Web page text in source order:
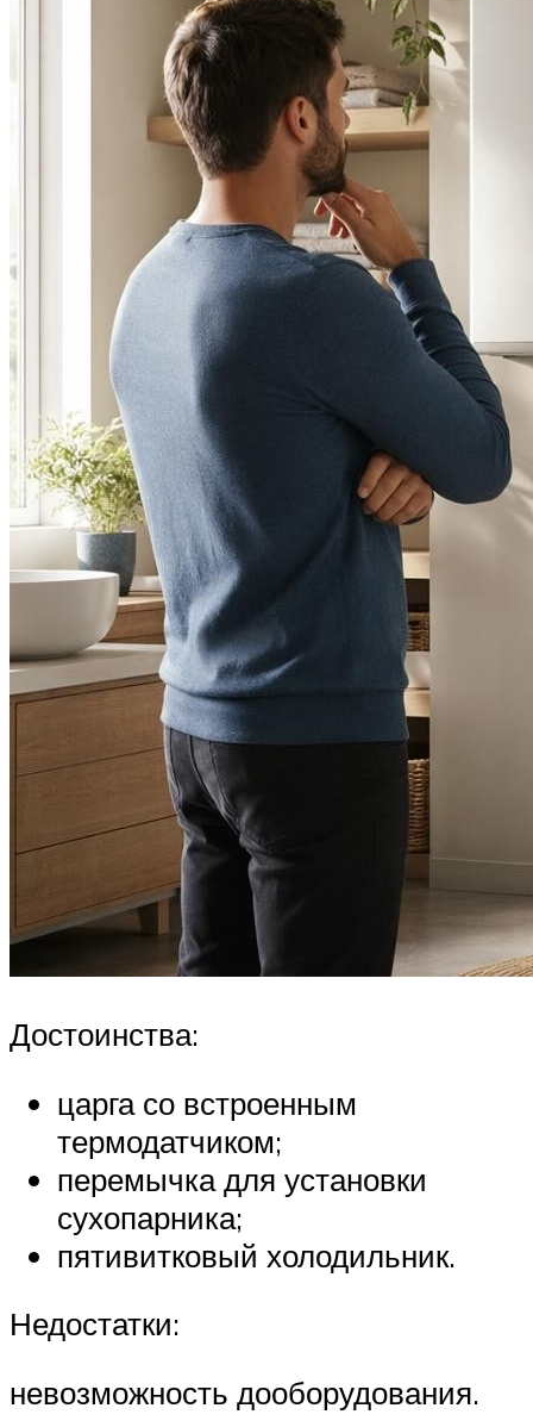
Достоинства:
царга со встроенным
термодатчиком;
перемычка для установки
сухопарника;
пятивитковый холодильник.
Недостатки:
невозможность дооборудования.